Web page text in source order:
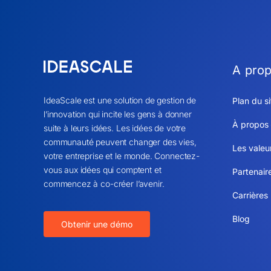
IdeaScale est une solution de gestion de
l’innovation qui incite les gens à donner
suite à leurs idées. Les idées de votre
communauté peuvent changer des vies,
votre entreprise et le monde. Connectez-
vous aux idées qui comptent et
commencez à co-créer l’avenir.
Obtenir une démo
A
Plan du
À propos
Les
Carrières
Blog